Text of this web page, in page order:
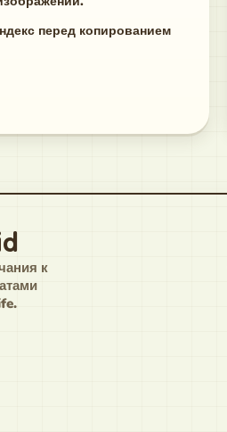
перед копированием
к